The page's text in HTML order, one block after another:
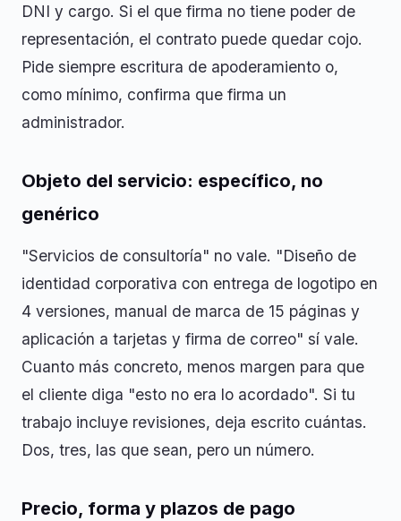
DNI y cargo. Si el que firma no tiene poder de
representación, el contrato puede quedar cojo.
Pide siempre escritura de apoderamiento o,
como mínimo, confirma que firma un
administrador.
Objeto del servicio: específico, no
genérico
"Servicios de consultoría" no vale. "Diseño de
identidad corporativa con entrega de logotipo en
4 versiones, manual de marca de 15 páginas y
aplicación a tarjetas y firma de correo" sí vale.
Cuanto más concreto, menos margen para que
el cliente diga "esto no era lo acordado". Si tu
trabajo incluye revisiones, deja escrito cuántas.
Dos, tres, las que sean, pero un número.
Precio, forma y plazos de pago